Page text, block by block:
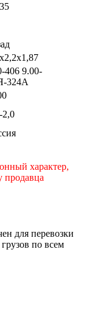
406 9.00-
324А
2,0
характер,
продавца
для перевозки
по всем